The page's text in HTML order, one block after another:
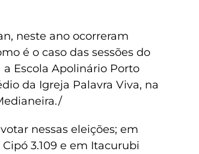
neste ano ocorreram
é o caso das sessões do
Escola Apolinário Porto
da Igreja Palavra Viva, na
nessas eleições; em
3.109 e em Itacurubi